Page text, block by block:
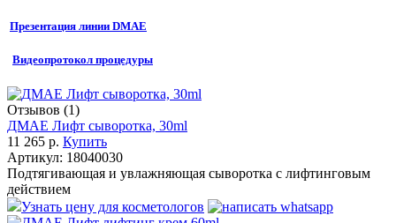
Презентация линии DMAE
Видеопротокол процедуры
Отзывов (1)
ДМАЕ Лифт сыворотка, 30ml
11 265 р. Купить
Артикул: 18040030
Подтягивающая и увлажняющая сыворотка с лифтинговым
действием
Узнать цену для косметологов